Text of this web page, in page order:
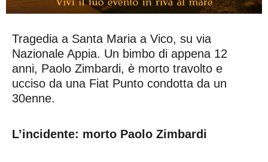
Tragedia a Santa Maria a Vico, su via
Nazionale Appia. Un bimbo di appena 12
anni, Paolo Zimbardi, è morto travolto e
ucciso da una Fiat Punto condotta da un
30enne.
L’incidente: morto Paolo Zimbardi